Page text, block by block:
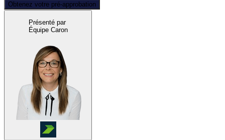
Obtenez votre pré-approbation
Présenté par
Équipe Caron